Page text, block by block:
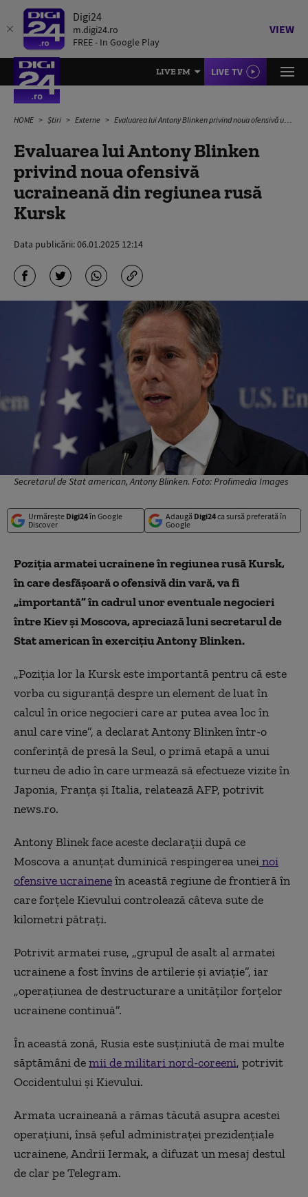
Digi24
m.digi24.ro
FREE - In Google Play
VIEW
LIVE FM LIVE TV
HOME Știri Externe Evaluarea lui Antony Blinken privind noua ofensivă ucraineană din regiunea rusă Kursk
Evaluarea lui Antony Blinken
privind noua ofensivă
ucraineană din regiunea rusă
Kursk
Data publicării:06.01.2025 12:14
Secretarul de Stat american, Antony Blinken. Foto: Profimedia Images
Urmărește Digi24în Google
Discover
Adaugă Digi24ca sursă preferată în
Google
Poziţia armatei ucrainene în regiunea rusă Kursk,
în care desfăşoară o ofensivă din vară, va fi
„importantă” în cadrul unor eventuale negocieri
între Kiev şi Moscova, apreciază luni secretarul de
Stat american în exerciţiu Antony Blinken.
„Poziţia lor la Kursk este importantă pentru că este
vorba cu siguranţă despre un element de luat în
calcul în orice negocieri care ar putea avea loc în
anul care vine”, a declarat Antony Blinken într-o
conferinţă de presă la Seul, o primă etapă a unui
turneu de adio în care urmează să efectueze vizite în
Japonia, Franţa şi Italia, relatează AFP, potrivit
news.ro.
Antony Blinek face aceste declaraţii după ce
Moscova a anunţat duminică respingerea uneinoi
ofensive ucraineneîn această regiune de frontieră în
care forţele Kievului controlează câteva sute de
kilometri pătraţi.
Potrivit armatei ruse, „grupul de asalt al armatei
ucrainene a fost învins de artilerie şi aviaţie”, iar
„operaţiunea de destructurare a unităţilor forţelor
ucrainene continuă”.
În această zonă, Rusia este susţiniută de mai multe
săptămâni demii de militari nord-coreeni, potrivit
Occidentului şi Kievului.
Armata ucraineană a rămas tăcută asupra acestei
operaţiuni, însă şeful administraţei prezidenţiale
ucrainene, Andrii Iermak, a difuzat un mesaj destul
de clar pe Telegram.